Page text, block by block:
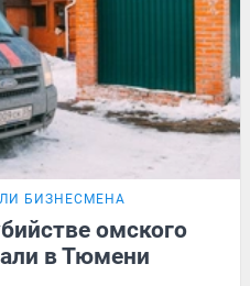
БИЗНЕСМЕНА
омского
в Тюмени